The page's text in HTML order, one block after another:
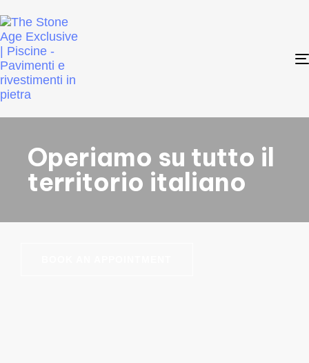
Operiamo su tutto il
territorio italiano